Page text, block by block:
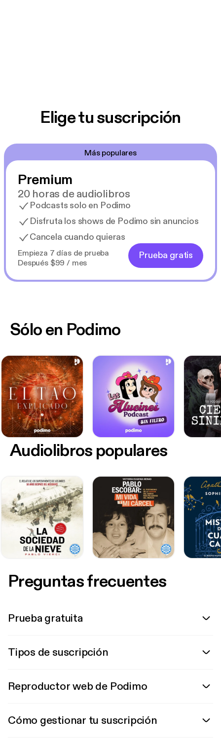
Elige tu suscripción
Más populares
Premium
20 horas de audiolibros
Podcasts solo en Podimo
Disfruta los shows de Podimo sin anuncios
Cancela cuando quieras
Empieza 7 días de prueba
Después $99 / mes
Prueba gratis
Sólo en Podimo
Audiolibros populares
Preguntas frecuentes
Prueba gratuita
Tipos de suscripción
Reproductor web de Podimo
Cómo gestionar tu suscripción